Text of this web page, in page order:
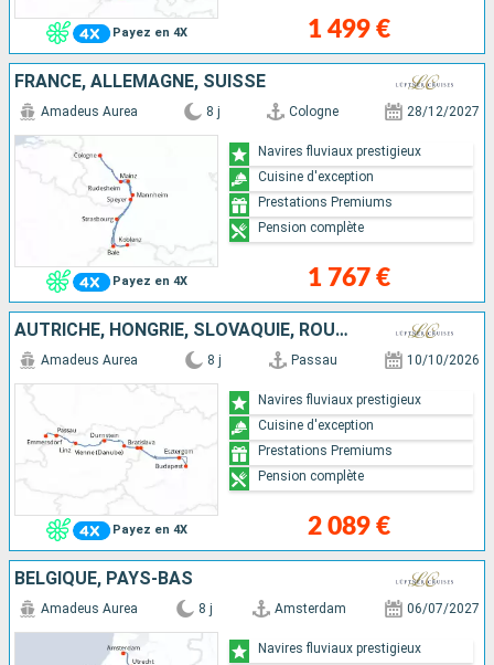
Payez en 4X 1 499 €
FRANCE, ALLEMAGNE, SUISSE
Payez en 4X
Amadeus Aurea 8 j Cologne 28/12/2027
1 767 €
Navires fluviaux prestigieux
Cuisine d'exception
Prestations Premiums
Pension complète
AUTRICHE, HONGRIE, SLOVAQUIE, ROUMANIE, ALLEMAGNE
Payez en 4X
Amadeus Aurea 8 j Passau 10/10/2026
2 089 €
Navires fluviaux prestigieux
Cuisine d'exception
Prestations Premiums
Pension complète
BELGIQUE, PAYS-BAS
Amadeus Aurea 8 j Amsterdam 06/07/2027
Navires fluviaux prestigieux